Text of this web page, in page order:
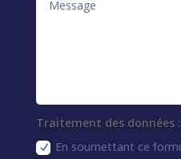
Traitement des données :
En soumettant ce